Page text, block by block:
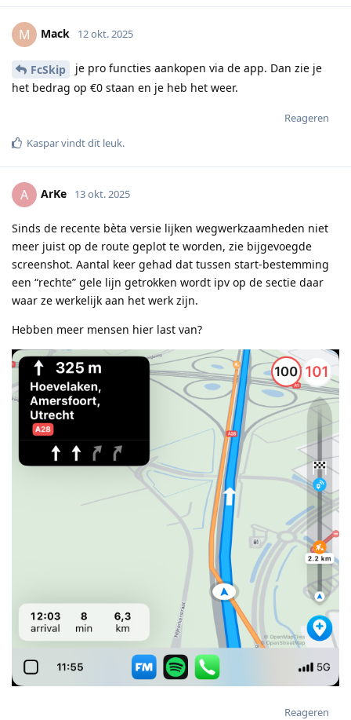
M Mack 12 okt. 2025
FcSkip
je pro functies aankopen via de app. Dan zie je
het bedrag op €0 staan en je heb het weer.
Reageren
Kasparvindt dit leuk.
A ArKe 13 okt. 2025
Sinds de recente bèta versie lijken wegwerkzaamheden niet
meer juist op de route geplot te worden, zie bijgevoegde
screenshot. Aantal keer gehad dat tussen start-bestemming
een “rechte” gele lijn getrokken wordt ipv op de sectie daar
waar ze werkelijk aan het werk zijn.
Hebben meer mensen hier last van?
Reageren